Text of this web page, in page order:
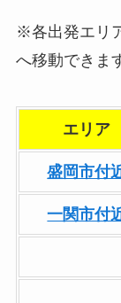
※各出発エリ
へ移動できま
エリア
盛岡市付
一関市付